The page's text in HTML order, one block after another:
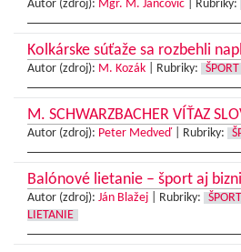
Autor (zdroj): Mgr. M. Jančovič Rubriky:
Kolkárske súťaže sa rozbehli
Autor (zdroj): M. Kozák Rubriky:
M. SCHWARZBACHER VÍŤAZ
Autor (zdroj): Peter Medveď Rubriky:
Balónové lietanie – šport aj
Autor (zdroj): Ján Blažej Rubriky:
LIETANIE